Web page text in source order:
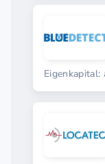
Eigenkapital: